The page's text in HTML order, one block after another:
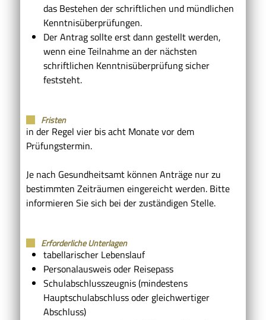
das Bestehen der schriftlichen und mündlichen
Kenntnisüberprüfungen.
Der Antrag sollte erst dann gestellt werden,
wenn eine Teilnahme an der nächsten
schriftlichen Kenntnisüberprüfung sicher
feststeht.
Fristen
in der Regel vier bis acht Monate vor dem
Prüfungstermin.
Je nach Gesundheitsamt können Anträge nur zu
bestimmten Zeiträumen eingereicht werden. Bitte
informieren Sie sich bei der zuständigen Stelle.
Erforderliche Unterlagen
tabellarischer Lebenslauf
Personalausweis oder Reisepass
Schulabschlusszeugnis (mindestens
Hauptschulabschluss oder gleichwertiger
Abschluss)